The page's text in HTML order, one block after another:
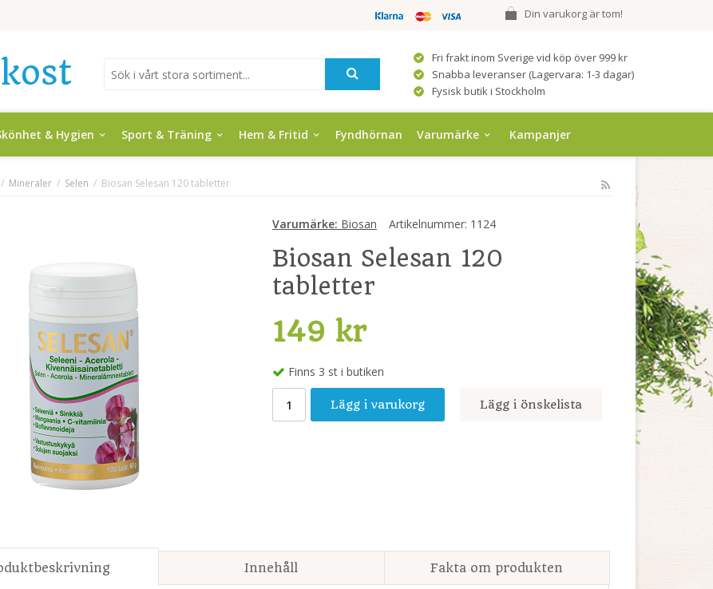
Din varukorg är tom!
Fri frakt inom Sverige vid köp över 999 kr
Snabba leveranser (Lagervara: 1-3 dagar)
Fysisk butik i Stockholm
& Hygien Sport & Träning Hem & Fritid Fyndhörnan Varumärke Kampanjer
/ Mineraler / Selen / Biosan Selesan 120 tabletter
Varumärke: Biosan Artikelnummer: 1124
Biosan Selesan 120
tabletter
149 kr
Finns 3 st i butiken
Lägg i varukorg Lägg i önskelista
Innehåll Fakta om produkten